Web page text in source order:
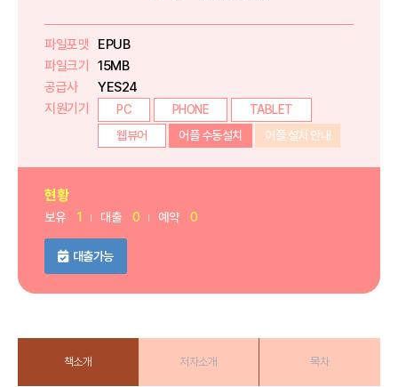
파일포맷
EPUB
파일크기
15MB
공급사
YES24
지원기기
PC PHONE
TABLET
웹뷰어
어플 수동설치 어플 설치 안내
현황
보유 1 대출 0 예약 0
대출가능
책소개 저자소개 목차